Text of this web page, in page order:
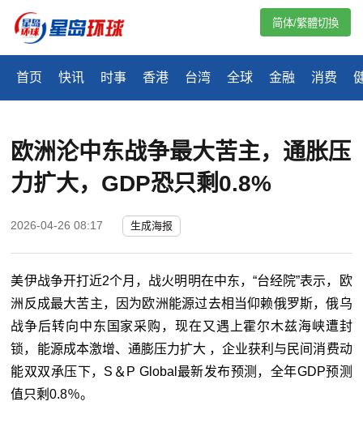
首页 快讯 时事 香港 台湾 全球 金融 消费
简体/繁體切換
欧洲沦中东战争最大苦主，通胀压
力扩大，GDP恐只剩0.8%
2026-04-26 08:17 生成海报
美伊战争开打近2个月，战火明明在中东， “台经院”表示，欧
洲反成最大苦主，因为欧洲能源过去相当仰赖俄罗斯，俄乌
战争后转向中东国家采购，现在又遇上霍尔木兹海峡遭封
锁，能源成本激增、通膨压力扩大 ，企业获利与民间消费动
能双双承压下，S＆P Global最新发布预测，全年GDP预测
值只剩0.8％。